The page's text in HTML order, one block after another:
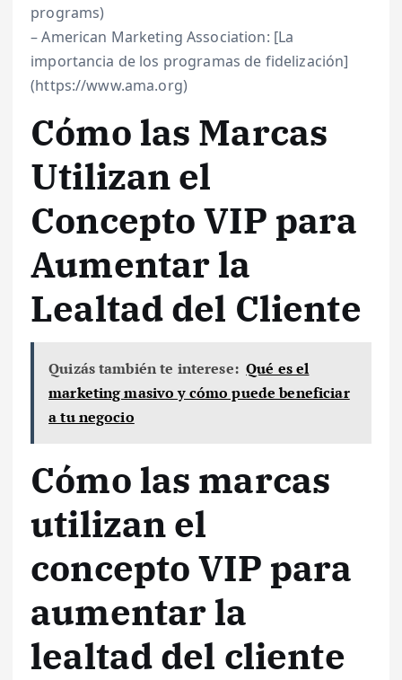
programs)
– American Marketing Association: [La
importancia de los programas de fidelización]
(https://www.ama.org)
Cómo las Marcas
Utilizan el
Concepto VIP para
Aumentar la
Lealtad del Cliente
Quizás también te interese: Qué es el
marketing masivo y cómo puede beneficiar
a tu negocio
Cómo las marcas
utilizan el
concepto VIP para
aumentar la
lealtad del cliente